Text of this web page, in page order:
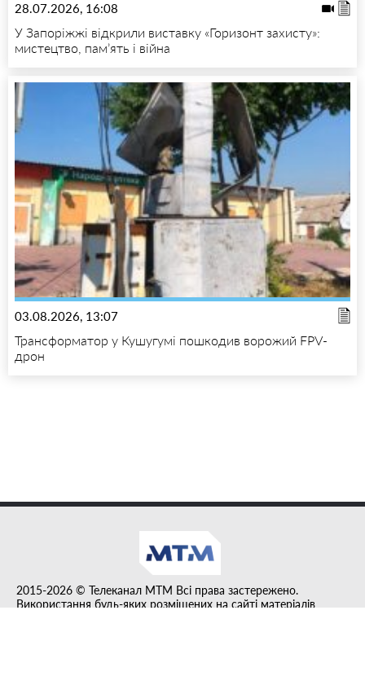
28.07.2026, 16:08
У Запоріжжі відкрили виставку «Горизонт захисту»:
мистецтво, пам’ять і війна
03.08.2026, 13:07
Трансформатор у Кушугумі пошкодив ворожий FPV-
дрон
2015-2026 © Телеканал MTM Всі права застережено.
Використання будь-яких розміщених на сайті матеріалів